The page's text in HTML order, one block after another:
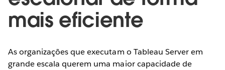
mais eficiente
As organizações que executam o Tableau Server em
grande escala querem uma maior capacidade de